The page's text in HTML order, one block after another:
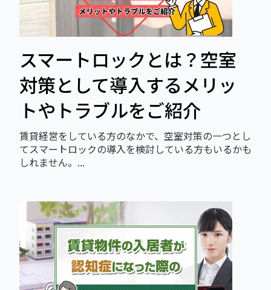
スマートロックとは？空室
対策として導入するメリッ
トやトラブルをご紹介
賃貸経営をしている方のなかで、空室対策の一つとし
てスマートロックの導入を検討している方もいるかも
しれません。...